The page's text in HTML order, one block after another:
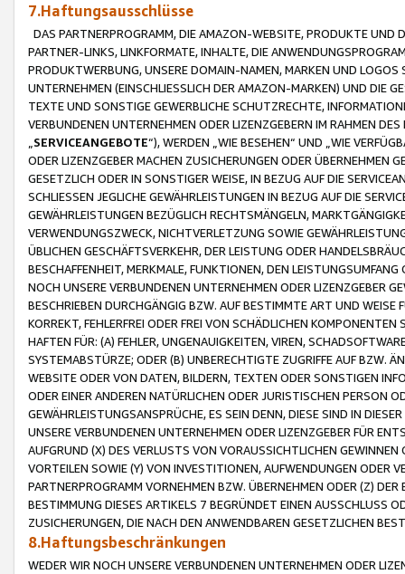
7.Haftungsausschlüsse
DAS PARTNERPROGRAMM, DIE AMAZON-WEBSITE, PRODUKTE UND
PARTNER-LINKS, LINKFORMATE, INHALTE, DIE
PRODUKTWERBUNG, UNSERE DOMAIN-NAMEN, MARKEN UND
UNTERNEHMEN (EINSCHLIESSLICH DER AMAZON-MARKEN) UND DIE
TEXTE UND SONSTIGE GEWERBLICHE SCHUTZRECHTE,
VERBUNDENEN UNTERNEHMEN ODER LIZENZGEBERN IM RAHMEN
SERVICEANGEBOTE“), WERDEN „WIE BESEHEN“ UND „WIE
ODER LIZENZGEBER MACHEN ZUSICHERUNGEN ODER ÜBERNEHMEN
GESETZLICH ODER IN SONSTIGER WEISE, IN BEZUG AUF DIE
SCHLIESSEN JEGLICHE GEWÄHRLEISTUNGEN IN BEZUG AUF DIE
GEWÄHRLEISTUNGEN BEZÜGLICH RECHTSMÄNGELN,
VERWENDUNGSZWECK, NICHTVERLETZUNG SOWIE
ÜBLICHEN GESCHÄFTSVERKEHR, DER LEISTUNG ODER
BESCHAFFENHEIT, MERKMALE, FUNKTIONEN, DEN
NOCH UNSERE VERBUNDENEN UNTERNEHMEN ODER LIZENZGEBER
BESCHRIEBEN DURCHGÄNGIG BZW. AUF BESTIMMTE ART UND
KORREKT, FEHLERFREI ODER FREI VON SCHÄDLICHEN
HAFTEN FÜR: (A) FEHLER, UNGENAUIGKEITEN, VIREN,
SYSTEMABSTÜRZE; ODER (B) UNBERECHTIGTE ZUGRIFFE AUF BZW.
WEBSITE ODER VON DATEN, BILDERN, TEXTEN ODER SONSTIGEN
ODER EINER ANDEREN NATÜRLICHEN ODER JURISTISCHEN PERSON
GEWÄHRLEISTUNGSANSPRÜCHE, ES SEIN DENN, DIESE SIND IN
UNSERE VERBUNDENEN UNTERNEHMEN ODER LIZENZGEBER FÜR
AUFGRUND (X) DES VERLUSTS VON VORAUSSICHTLICHEN
VORTEILEN SOWIE (Y) VON INVESTITIONEN, AUFWENDUNGEN ODER
PARTNERPROGRAMM VORNEHMEN BZW. ÜBERNEHMEN ODER (Z)
BESTIMMUNG DIESES ARTIKELS 7 BEGRÜNDET EINEN AUSSCHLUSS
ZUSICHERUNGEN, DIE NACH DEN ANWENDBAREN GESETZLICHEN
8.Haftungsbeschränkungen
WEDER WIR NOCH UNSERE VERBUNDENEN UNTERNEHMEN ODER